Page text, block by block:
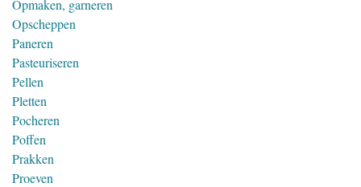
Opmaken, garneren
Opscheppen
Paneren
Pasteuriseren
Pellen
Pletten
Pocheren
Poffen
Prakken
Proeven